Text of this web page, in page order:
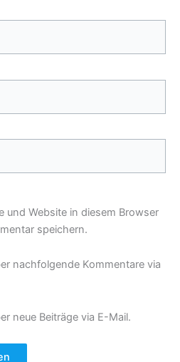
und Website in diesem Browser
speichern.
nachfolgende Kommentare via
neue Beiträge via E-Mail.